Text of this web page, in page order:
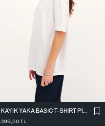
KAYIK YAKA BASIC T-SHIRT P1822
399,50TL